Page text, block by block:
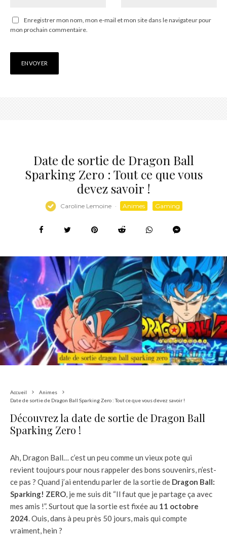
Enregistrer mon nom, mon e-mail et mon site dans le navigateur pour
mon prochain commentaire.
Date de sortie de Dragon Ball
Sparking Zero : Tout ce que vous
devez savoir !
Caroline Lemoine · Animes Gaming
Accueil
Animes
Date de sortie de Dragon Ball Sparking Zero : Tout ce que vous devez savoir !
Découvrez la date de sortie de Dragon Ball
Sparking Zero !
Ah, Dragon Ball… c’est un peu comme un vieux pote qui
revient toujours pour nous rappeler des bons souvenirs, n’est-
ce pas ? Quand j’ai entendu parler de la sortie de Dragon Ball:
Sparking! ZERO, je me suis dit “Il faut que je partage ça avec
mes amis !”. Surtout que la sortie est fixée au 11 octobre
2024. Ouis, dans à peu près 50 jours, mais qui compte
vraiment, hein ?